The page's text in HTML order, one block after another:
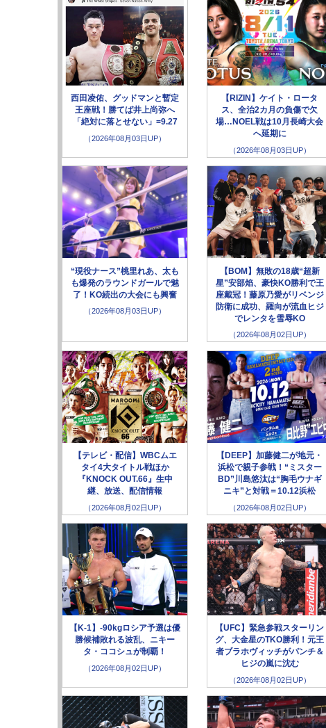
西田凌佑、グッドマンと暫定
王座戦！勝てば井上尚弥へ
「絶対に落とせない」=9.27
（2026年08月03日UP）
【RIZIN】ケイト・ロータ
ス、全治2カ月の負傷で欠
場…NOEL戦は10月長崎大会
へ延期に
（2026年08月03日UP）
“現役ナース”桃里れあ、太も
も爆発のラウンドガールで魅
了！KO続出の大会にも興奮
（2026年08月03日UP）
【BOM】無敗の18歳“超新
星”安部焰、豪快KO勝利で王
座戴冠！藤原乃愛がリベンジ
防衛に成功、羅向が流血ヒジ
でレンタを雪辱KO
（2026年08月02日UP）
【テレビ・配信】WBCムエ
タイ4大タイトル戦ほか
『KNOCK OUT.66』生中
継、放送、配信情報
（2026年08月02日UP）
【DEEP】加藤健二が地元・
浜松で親子参戦！“ミスター
BD”川島悠汰は“胸毛ウナギ
ニキ”と対戦＝10.12浜松
（2026年08月02日UP）
【K-1】-90kgロシア予選は優
勝候補敗れる波乱、ニキー
タ・ココシュが制覇！
（2026年08月02日UP）
【UFC】緊急参戦スターリン
グ、大金星のTKO勝利！元王
者ブラホヴィッチがパンチ＆
ヒジの嵐に沈む
（2026年08月02日UP）